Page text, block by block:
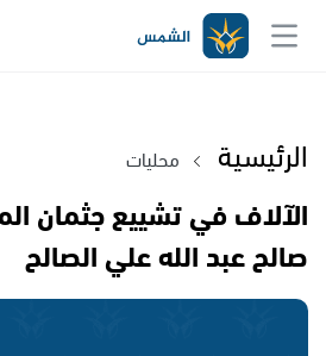
الرئيسية محليات
الآلاف في تشييع جثمان
صالح عبد الله علي الصالح